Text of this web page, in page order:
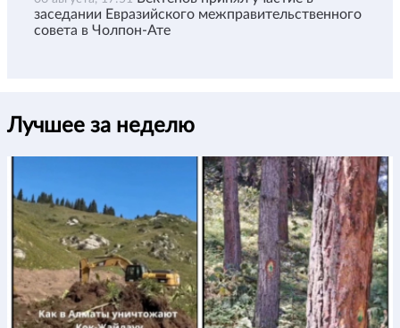
заседании Евразийского межправительственного
совета в Чолпон-Ате
Лучшее за неделю